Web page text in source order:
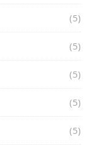
(5)
(5)
(5)
(5)
(5)